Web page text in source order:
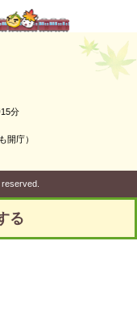
分
開庁）
る